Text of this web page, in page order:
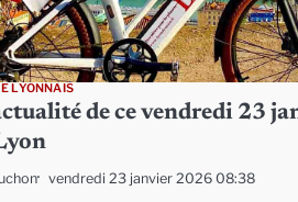
LYONNAIS
de ce vendredi 23
vendredi 23 janvier 2026 08:38